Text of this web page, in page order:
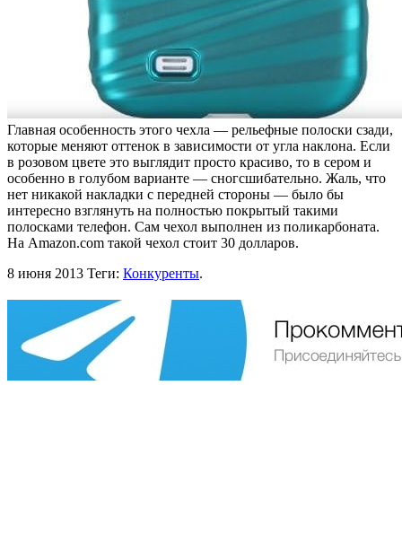
Главная особенность этого чехла — рельефные полоски сзади,
которые меняют оттенок в зависимости от угла наклона. Если
в розовом цвете это выглядит просто красиво, то в сером и
особенно в голубом варианте — сногсшибательно. Жаль, что
нет никакой накладки с передней стороны — было бы
интересно взглянуть на полностью покрытый такими
полосками телефон. Сам чехол выполнен из поликарбоната.
На Amazon.com такой чехол стоит 30 долларов.
8 июня 2013 Теги: Конкуренты.